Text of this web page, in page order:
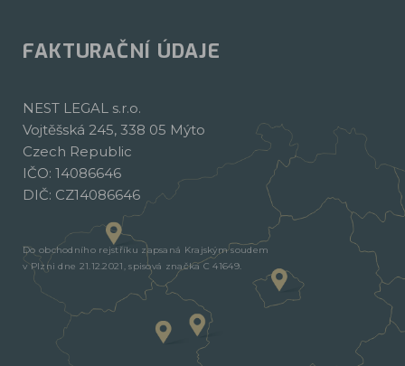
FAKTURAČNÍ ÚDAJE
NEST LEGAL s.r.o.
Vojtěšská 245, 338 05 Mýto
Czech Republic
IČO: 14086646
DIČ: CZ14086646
Do obchodního rejstříku zapsaná Krajským soudem
v Plzni dne 21.12.2021, spisová značka C 41649.